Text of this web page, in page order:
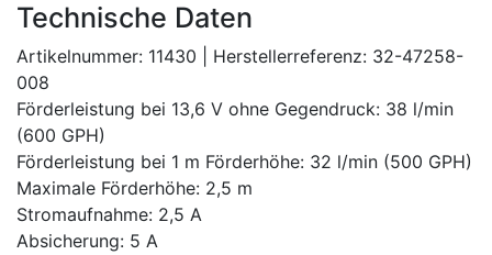
Technische Daten
Artikelnummer: 11430 | Herstellerreferenz: 32-47258-
008
Förderleistung bei 13,6 V ohne Gegendruck: 38 l/min
(600 GPH)
Förderleistung bei 1 m Förderhöhe: 32 l/min (500 GPH)
Maximale Förderhöhe: 2,5 m
Stromaufnahme: 2,5 A
Absicherung: 5 A